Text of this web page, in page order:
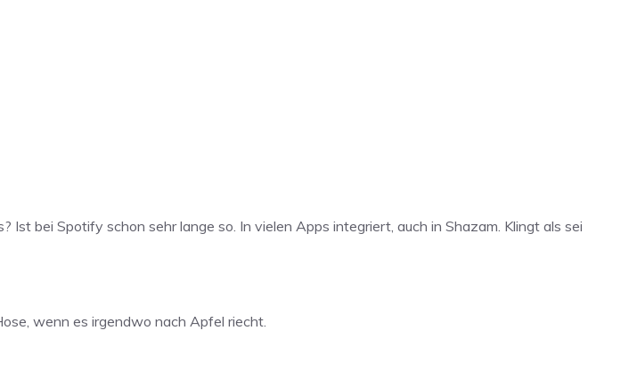
bei Spotify schon sehr lange so. In vielen Apps integriert, auch in Shazam. Klingt als sei
wenn es irgendwo nach Apfel riecht.